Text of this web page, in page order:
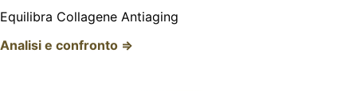
Equilibra Collagene Antiaging
Analisi e confronto ⇒